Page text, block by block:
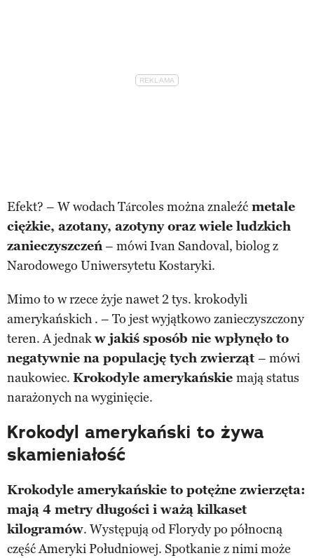
Efekt? – W wodach Tárcoles można znaleźć metale
ciężkie, azotany, azotyny oraz wiele ludzkich
zanieczyszczeń– mówi Ivan Sandoval, biolog z
Narodowego Uniwersytetu Kostaryki.
Mimo to w rzece żyje nawet 2 tys. krokodyli
amerykańskich . – To jest wyjątkowo zanieczyszczony
teren. A jednakw jakiś sposób nie wpłynęło to
negatywnie na populację tych zwierząt – mówi
naukowiec. Krokodyle amerykańskie mają status
narażonych na wyginięcie.
Krokodyl amerykański to żywa
skamieniałość
Krokodyle amerykańskie to potężne zwierzęta:
mają 4 metry długości i ważą kilkaset
kilogramów. Występują od Florydy po północną
część Ameryki Południowej. Spotkanie z nimi może